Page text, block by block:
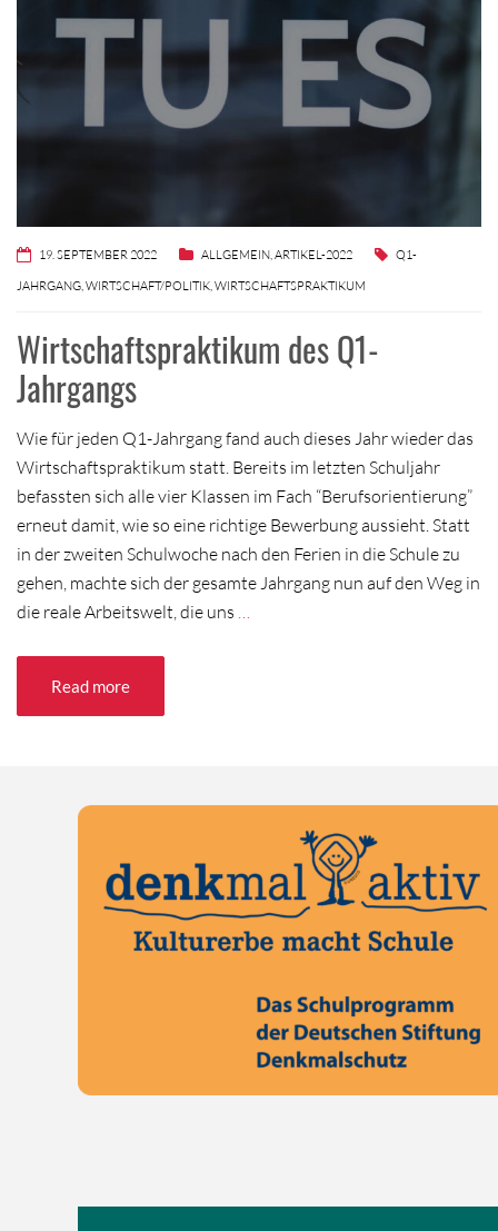
19. SEPTEMBER 2022 ALLGEMEIN,ARTIKEL-2022
Q1-
JAHRGANG,WIRTSCHAFT/POLITIK,WIRTSCHAFTSPRAKTIKUM
Wirtschaftspraktikum des Q1-
Jahrgangs
Wie für jeden Q1-Jahrgang fand auch dieses Jahr wieder das
Wirtschaftspraktikum statt. Bereits im letzten Schuljahr
befassten sich alle vier Klassen im Fach “Berufsorientierung”
erneut damit, wie so eine richtige Bewerbung aussieht. Statt
in der zweiten Schulwoche nach den Ferien in die Schule zu
gehen, machte sich der gesamte Jahrgang nun auf den Weg in
die reale Arbeitswelt, die uns …
Read more